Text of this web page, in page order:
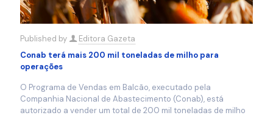
Published by
Editora Gazeta
Conab terá mais 200 mil toneladas de milho para
operações
O Programa de Vendas em Balcão, executado pela
Companhia Nacional de Abastecimento (Conab), está
autorizado a vender um total de 200 mil toneladas de milho